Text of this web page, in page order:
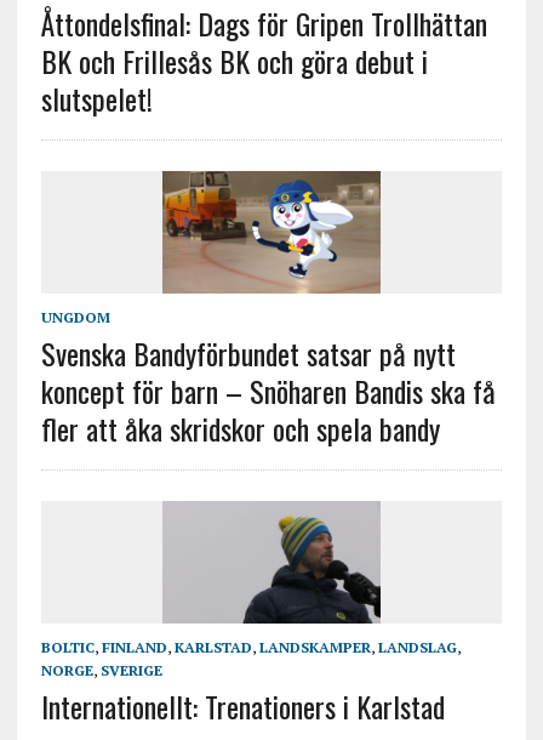
Åttondelsfinal: Dags för Gripen Trollhättan
BK och Frillesås BK och göra debut i
slutspelet!
UNGDOM
Svenska Bandyförbundet satsar på nytt
koncept för barn – Snöharen Bandis ska få
fler att åka skridskor och spela bandy
BOLTIC, FINLAND, KARLSTAD, LANDSKAMPER, LANDSLAG,
NORGE, SVERIGE
Internationellt: Trenationers i Karlstad